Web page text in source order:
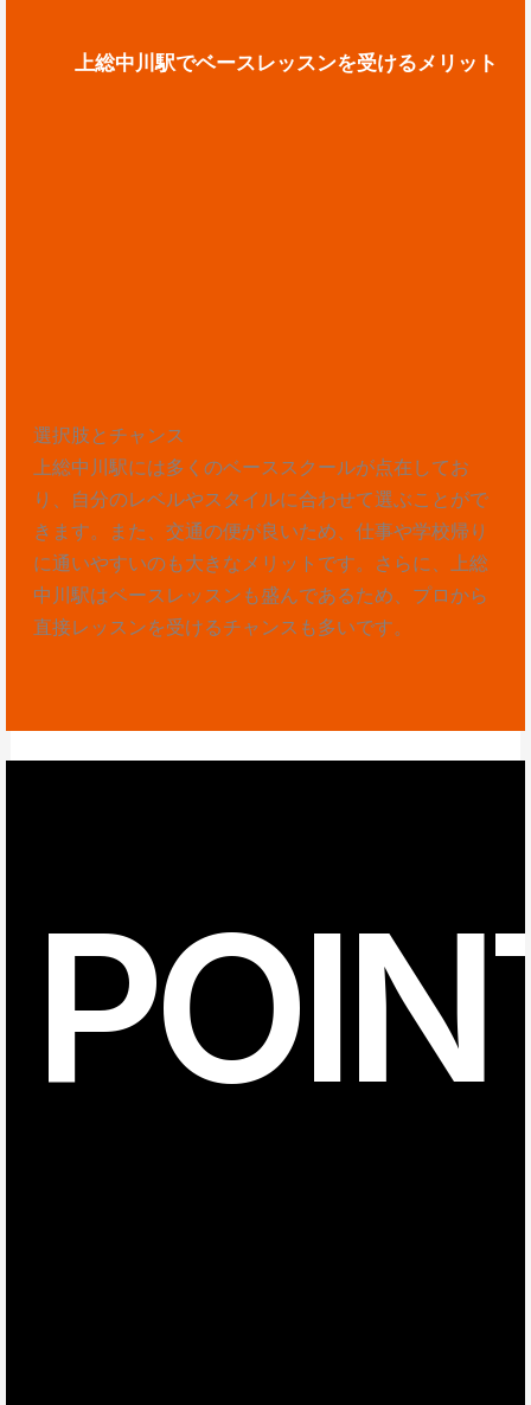
上総中川駅でベースレッスンを受けるメリット
選択肢とチャンス
上総中川駅には多くのベーススクールが点在してお
り、自分のレベルやスタイルに合わせて選ぶことがで
きます。また、交通の便が良いため、仕事や学校帰り
に通いやすいのも大きなメリットです。さらに、上総
中川駅はベースレッスンも盛んであるため、プロから
直接レッスンを受けるチャンスも多いです。